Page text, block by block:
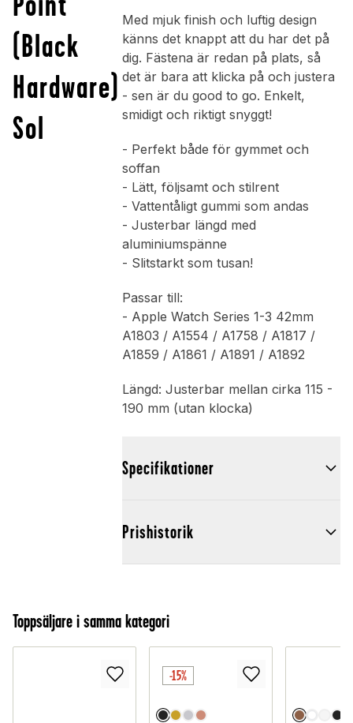
(Black
Hardware)
Sol
Med mjuk finish och luftig design
känns det knappt att du har det på
dig. Fästena är redan på plats, så
det är bara att klicka på och justera
- sen är du good to go. Enkelt,
smidigt och riktigt snyggt!
- Perfekt både för gymmet och
soffan
- Lätt, följsamt och stilrent
- Vattentåligt gummi som andas
- Justerbar längd med
aluminiumspänne
- Slitstarkt som tusan!
Passar till:
- Apple Watch Series 1-3 42mm
A1803 / A1554 / A1758 / A1817 /
A1859 / A1861 / A1891 / A1892
Längd: Justerbar mellan cirka 115 -
190 mm (utan klocka)
Specifikationer
Prishistorik
Toppsäljare i samma kategori
-15%